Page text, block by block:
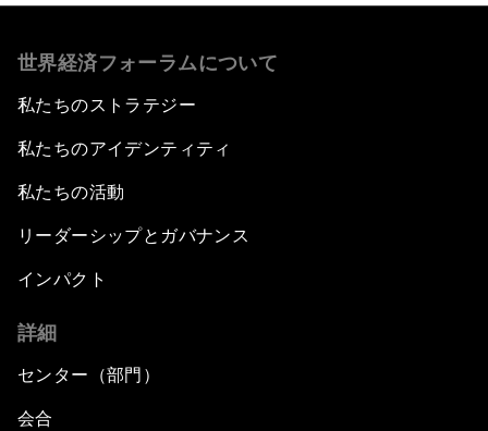
世界経済フォーラムについて
私たちのストラテジー
私たちのアイデンティティ
私たちの活動
リーダーシップとガバナンス
インパクト
詳細
センター（部門）
会合